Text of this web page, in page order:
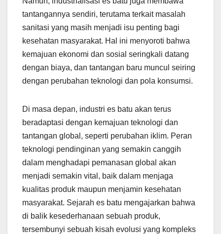
tantangannya sendiri, terutama terkait masalah
sanitasi yang masih menjadi isu penting bagi
kesehatan masyarakat. Hal ini menyoroti bahwa
kemajuan ekonomi dan sosial seringkali datang
dengan biaya, dan tantangan baru muncul seiring
dengan perubahan teknologi dan pola konsumsi.
Di masa depan, industri es batu akan terus
beradaptasi dengan kemajuan teknologi dan
tantangan global, seperti perubahan iklim. Peran
teknologi pendinginan yang semakin canggih
dalam menghadapi pemanasan global akan
menjadi semakin vital, baik dalam menjaga
kualitas produk maupun menjamin kesehatan
masyarakat. Sejarah es batu mengajarkan bahwa
di balik kesederhanaan sebuah produk,
tersembunyi sebuah kisah evolusi yang kompleks